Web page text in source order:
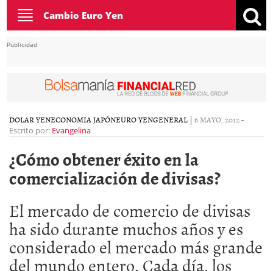
Toggle
navigation
Cambio Euro Yen
Publicidad
DOLAR YENECONOMIA JAPÓNEURO YENGENERAL | 6 MAYO, 2012-
Escrito por: Evangelina
¿Cómo obtener éxito en la
comercialización de divisas?
El mercado de comercio de divisas
ha sido durante muchos años y es
considerado el mercado más grande
del mundo entero. Cada día, los